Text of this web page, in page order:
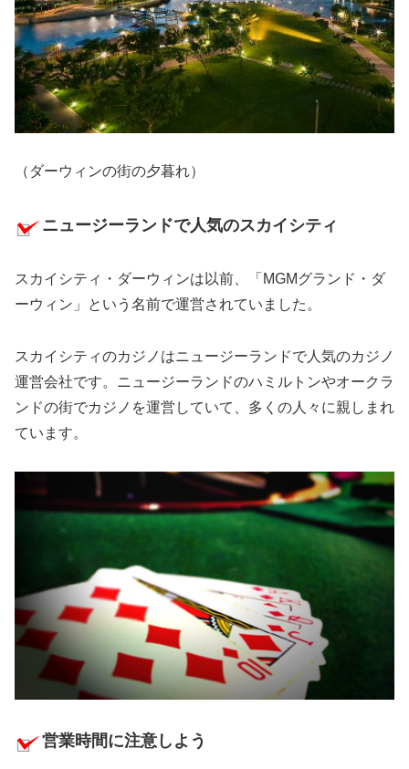
（ダーウィンの街の夕暮れ）
ニュージーランドで人気のスカイシティ
スカイシティ・ダーウィンは以前、「MGMグランド・ダ
ーウィン」という名前で運営されていました。
スカイシティのカジノはニュージーランドで人気のカジノ
運営会社です。ニュージーランドのハミルトンやオークラ
ンドの街でカジノを運営していて、多くの人々に親しまれ
ています。
営業時間に注意しよう